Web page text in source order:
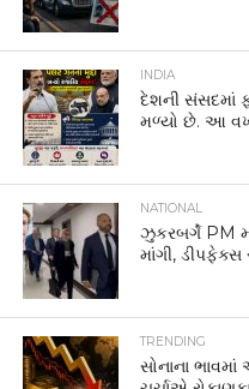
INDIA
દેશની સંસદમાં
મળ્યો છે. આ
NATIONAL
ઝુકરબર્ગે PM
માંગી, ડીપફેક્સ
TRENDING
સોનાના